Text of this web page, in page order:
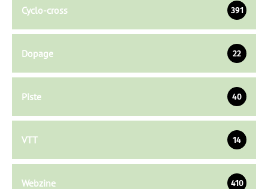
Cyclo-cross 391
Dopage 22
Piste 40
VTT 14
Webzine 410